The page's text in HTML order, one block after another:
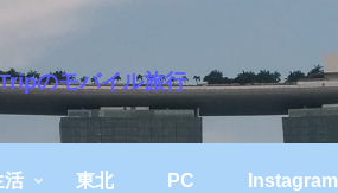
のモバイル旅行
活 東北 PC Instagram